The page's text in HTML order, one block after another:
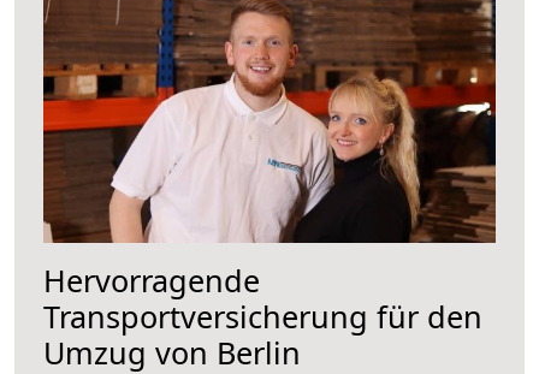
Hervorragende
Transportversicherung für den
Umzug von Berlin